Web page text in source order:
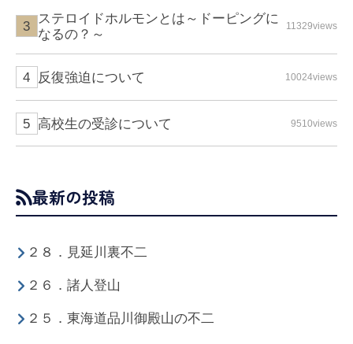
ステロイドホルモンとは～ドーピングに
なるの？～
11329views
反復強迫について 10024views
高校生の受診について 9510views
最新の投稿
２８．見延川裏不二
２６．諸人登山
２５．東海道品川御殿山の不二